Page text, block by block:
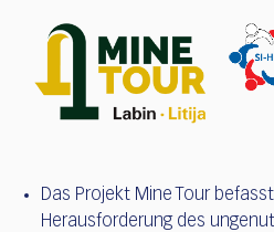
Das Projekt Mine Tour
Herausforderung des